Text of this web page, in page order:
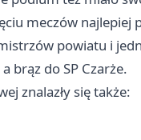
meczów najlepiej
powiatu i
brąz do SP Czarże.
znalazły się także: